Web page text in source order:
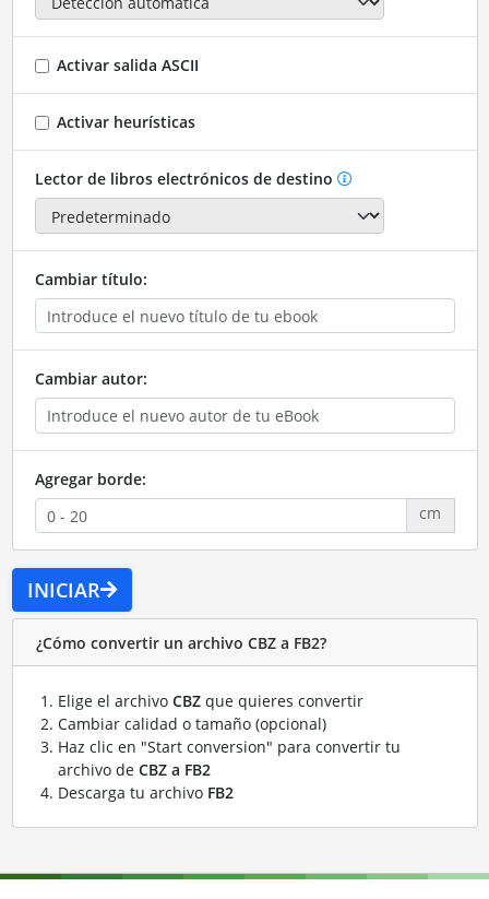
Activar salida ASCII
Activar heurísticas
Lector de libros electrónicos de destino
Cambiar título:
Cambiar autor:
Agregar borde:
cm
INICIAR
¿Cómo convertir un archivo CBZ a FB2?
Elige el archivo CBZque quieres convertir
Cambiar calidad o tamaño (opcional)
Haz clic en "Start conversion" para convertir tu
archivo de CBZ a FB2
Descarga tu archivo FB2